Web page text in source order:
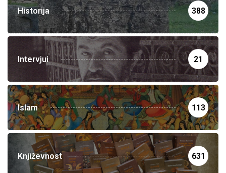
Historija 388
Intervjui 21
Islam 113
Književnost 631